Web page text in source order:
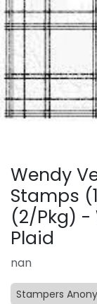
Wendy
Stamps
(2/Pkg) -
Plaid
nan
Stampers